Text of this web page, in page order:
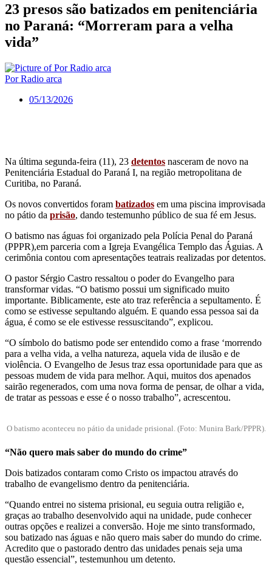
23 presos são batizados em penitenciária
no Paraná: “Morreram para a velha
vida”
Por Radio arca
05/13/2026
Na última segunda-feira (11), 23 detentos nasceram de novo na
Penitenciária Estadual do Paraná I, na região metropolitana de
Curitiba, no Paraná.
Os novos convertidos foram batizados em uma piscina improvisada
no pátio da prisão, dando testemunho público de sua fé em Jesus.
O batismo nas águas foi organizado pela Polícia Penal do Paraná
(PPPR),em parceria com a Igreja Evangélica Templo das Águias. A
cerimônia contou com apresentações teatrais realizadas por detentos.
O pastor Sérgio Castro ressaltou o poder do Evangelho para
transformar vidas. “O batismo possui um significado muito
importante. Biblicamente, este ato traz referência a sepultamento. É
como se estivesse sepultando alguém. E quando essa pessoa sai da
água, é como se ele estivesse ressuscitando”, explicou.
“O símbolo do batismo pode ser entendido como a frase ‘morrendo
para a velha vida, a velha natureza, aquela vida de ilusão e de
violência. O Evangelho de Jesus traz essa oportunidade para que as
pessoas mudem de vida para melhor. Aqui, muitos dos apenados
sairão regenerados, com uma nova forma de pensar, de olhar a vida,
de tratar as pessoas e esse é o nosso trabalho”, acrescentou.
O batismo aconteceu no pátio da unidade prisional. (Foto: Munira Bark/PPPR).
“Não quero mais saber do mundo do crime”
Dois batizados contaram como Cristo os impactou através do
trabalho de evangelismo dentro da penitenciária.
“Quando entrei no sistema prisional, eu seguia outra religião e,
graças ao trabalho desenvolvido aqui na unidade, pude conhecer
outras opções e realizei a conversão. Hoje me sinto transformado,
sou batizado nas águas e não quero mais saber do mundo do crime.
Acredito que o pastorado dentro das unidades penais seja uma
questão essencial”, testemunhou um detento.